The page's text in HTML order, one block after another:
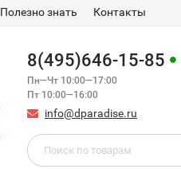
Полезно знать Контакты
8(495)646-15-85
Пн—Чт 10:00—17:00
Пт 10:00—16:00
info@dparadise.ru